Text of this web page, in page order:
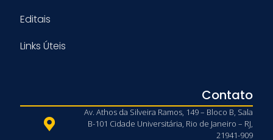
Editais
Links Úteis
Contato
Av. Athos da Silveira Ramos, 149 – Bloco B, Sala
B-101 Cidade Universitária, Rio de Janeiro – RJ,
21941-909